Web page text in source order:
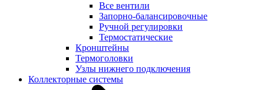
Все вентили
Запорно-балансировочные
Ручной регулировки
Термостатические
Кронштейны
Термоголовки
Узлы нижнего подключения
Коллекторные системы